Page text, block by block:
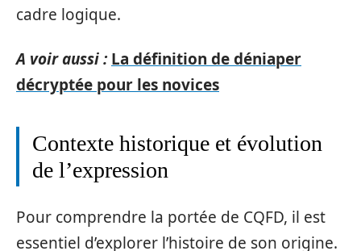
cadre logique.
A voir aussi : La définition de déniaper
décryptée pour les novices
Contexte historique et évolution
de l’expression
Pour comprendre la portée de CQFD, il est
essentiel d’explorer l’histoire de son origine.